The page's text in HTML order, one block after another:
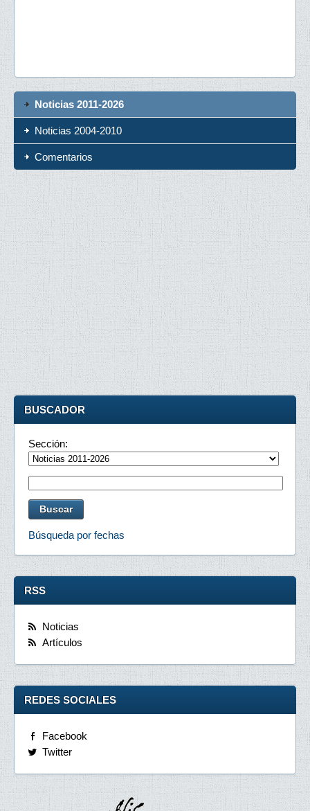
Noticias 2011-2026
Noticias 2004-2010
Comentarios
BUSCADOR
Sección:
Búsqueda por fechas
RSS
Noticias
Artículos
REDES SOCIALES
Facebook
Twitter